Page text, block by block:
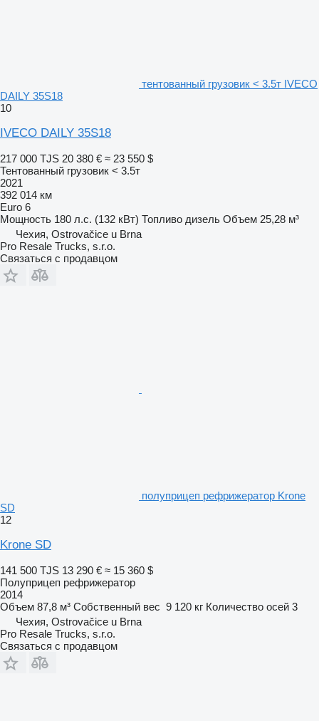
тентованный грузовик < 3.5т IVECO
DAILY 35S18
10
IVECO DAILY 35S18
217 000 TJS 20 380 € ≈ 23 550 $
Тентованный грузовик < 3.5т
2021
392 014 км
Euro 6
Мощность 180 л.с. (132 кВт) Топливо дизель Объем 25,28 м³
Чехия, Ostrovačice u Brna
Pro Resale Trucks, s.r.o.
Связаться с продавцом
полуприцеп рефрижератор Krone
SD
12
Krone SD
141 500 TJS 13 290 € ≈ 15 360 $
Полуприцеп рефрижератор
2014
Объем 87,8 м³ Собственный вес 9 120 кг Количество осей 3
Чехия, Ostrovačice u Brna
Pro Resale Trucks, s.r.o.
Связаться с продавцом